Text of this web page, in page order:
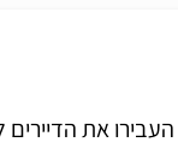
את הדיירים